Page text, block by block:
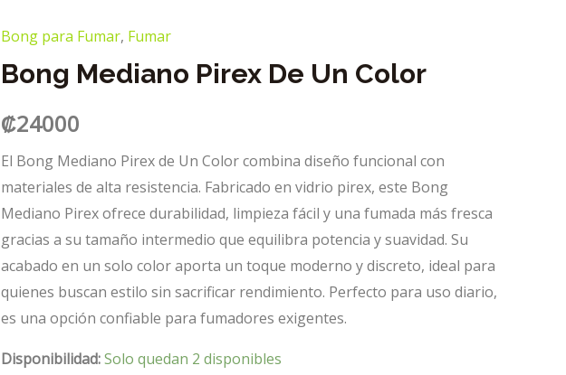
Bong para Fumar, Fumar
Bong Mediano Pirex De Un Color
₡24000
El Bong Mediano Pirex de Un Color combina diseño funcional con
materiales de alta resistencia. Fabricado en vidrio pirex, este Bong
Mediano Pirex ofrece durabilidad, limpieza fácil y una fumada más fresca
gracias a su tamaño intermedio que equilibra potencia y suavidad. Su
acabado en un solo color aporta un toque moderno y discreto, ideal para
quienes buscan estilo sin sacrificar rendimiento. Perfecto para uso diario,
es una opción confiable para fumadores exigentes.
Disponibilidad:Solo quedan 2 disponibles